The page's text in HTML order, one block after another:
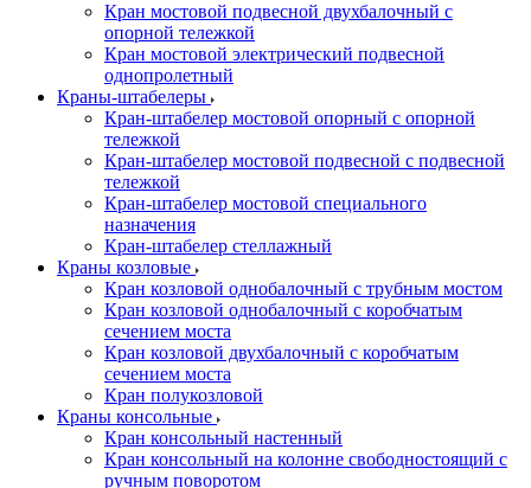
Кран мостовой подвесной двухбалочный с
опорной тележкой
Кран мостовой электрический подвесной
однопролетный
Краны-штабелеры
Кран-штабелер мостовой опорный с опорной
тележкой
Кран-штабелер мостовой подвесной с подвесной
тележкой
Кран-штабелер мостовой специального
назначения
Кран-штабелер стеллажный
Краны козловые
Кран козловой однобалочный с трубным мостом
Кран козловой однобалочный с коробчатым
сечением моста
Кран козловой двухбалочный с коробчатым
сечением моста
Кран полукозловой
Краны консольные
Кран консольный настенный
Кран консольный на колонне свободностоящий с
ручным поворотом